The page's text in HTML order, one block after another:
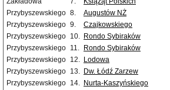
Przybyszewskiego 8. Augustów NŻ
Przybyszewskiego 9. Czajkowskiego
Przybyszewskiego 10. Rondo Sybiraków
Przybyszewskiego 11. Rondo Sybiraków
Przybyszewskiego 12. Lodowa
Przybyszewskiego 13. Dw. Łódź Zarzew
Przybyszewskiego 14. Nurta-Kaszyńskiego